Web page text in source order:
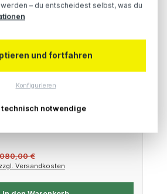
Look Lens - EF Lens to E Mount
€
Versandkosten
– du entscheidest selbst, was du
und fortfahren
technisch notwendige
Konfigurieren